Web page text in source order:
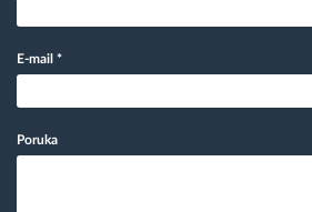
E-mail *
Poruka